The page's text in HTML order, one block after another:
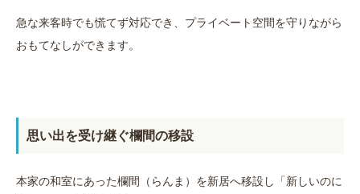
急な来客時でも慌てず対応でき、プライベート空間を守りながら
おもてなしができます。
思い出を受け継ぐ欄間の移設
本家の和室にあった欄間（らんま）を新居へ移設し「新しいのに